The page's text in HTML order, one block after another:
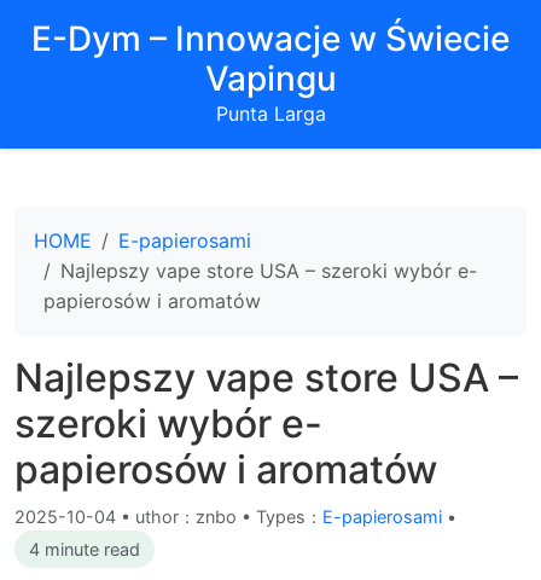
E-Dym – Innowacje w Świecie
Vapingu
Punta Larga
HOME
E-papierosami
Najlepszy vape store USA – szeroki wybór e-
papierosów i aromatów
Najlepszy vape store USA –
szeroki wybór e-
papierosów i aromatów
2025-10-04 • uthor：znbo • Types： E-papierosami •
4 minute read